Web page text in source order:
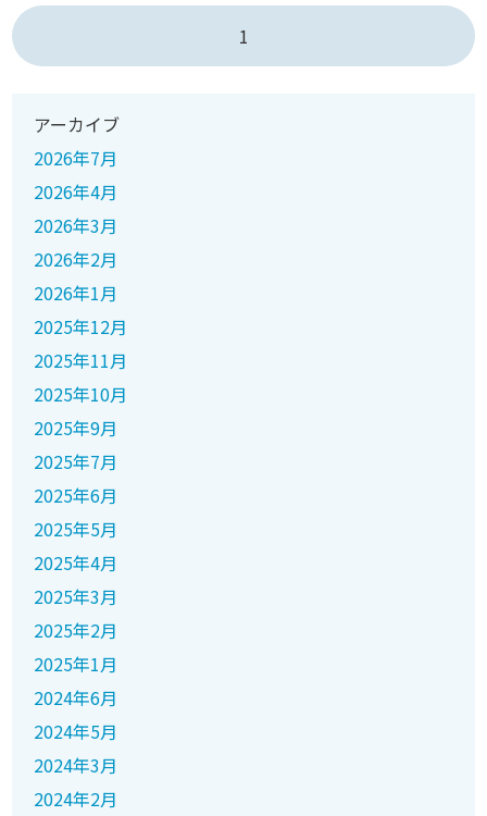
1
アーカイブ
2026年7月
2026年4月
2026年3月
2026年2月
2026年1月
2025年12月
2025年11月
2025年10月
2025年9月
2025年7月
2025年6月
2025年5月
2025年4月
2025年3月
2025年2月
2025年1月
2024年6月
2024年5月
2024年3月
2024年2月